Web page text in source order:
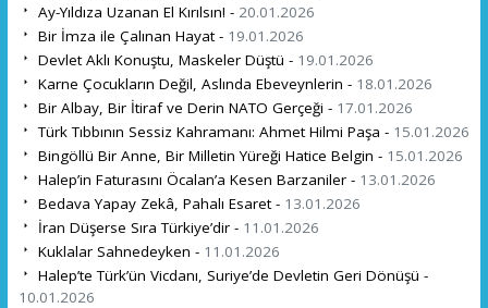
Ay-Yıldıza Uzanan El Kırılsın! - 20.01.2026
Bir İmza ile Çalınan Hayat - 19.01.2026
Devlet Aklı Konuştu, Maskeler Düştü - 19.01.2026
Karne Çocukların Değil, Aslında Ebeveynlerin - 18.01.2026
Bir Albay, Bir İtiraf ve Derin NATO Gerçeği - 17.01.2026
Türk Tıbbının Sessiz Kahramanı: Ahmet Hilmi Paşa - 15.01.2026
Bingöllü Bir Anne, Bir Milletin Yüreği Hatice Belgin - 15.01.2026
Halep’in Faturasını Öcalan’a Kesen Barzaniler - 13.01.2026
Bedava Yapay Zekâ, Pahalı Esaret - 13.01.2026
İran Düşerse Sıra Türkiye’dir - 11.01.2026
Kuklalar Sahnedeyken - 11.01.2026
Halep’te Türk’ün Vicdanı, Suriye’de Devletin Geri Dönüşü -
10.01.2026